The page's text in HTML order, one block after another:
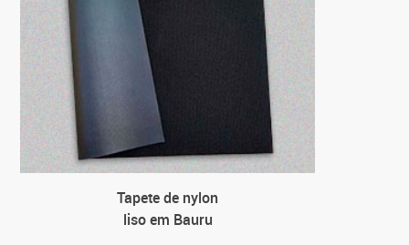
Tapete de nylon
liso em Bauru